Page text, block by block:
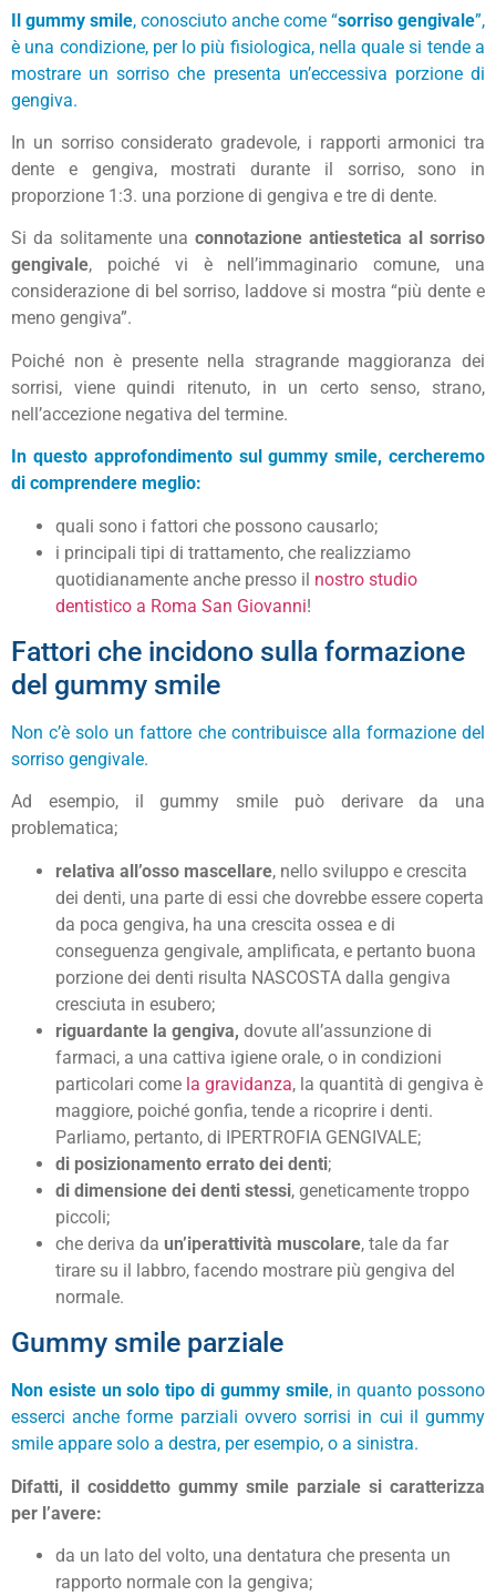
Il gummy smile, conosciuto anche come “sorriso gengivale”,
è una condizione, per lo più fisiologica, nella quale si tende a
mostrare un sorriso che presenta un’eccessiva porzione di
gengiva.
In un sorriso considerato gradevole, i rapporti armonici tra
dente e gengiva, mostrati durante il sorriso, sono in
proporzione 1:3. una porzione di gengiva e tre di dente.
Si da solitamente una connotazione antiestetica al sorriso
gengivale, poiché vi è nell’immaginario comune, una
considerazione di bel sorriso, laddove si mostra “più dente e
meno gengiva”.
Poiché non è presente nella stragrande maggioranza dei
sorrisi, viene quindi ritenuto, in un certo senso, strano,
nell’accezione negativa del termine.
In questo approfondimento sul gummy smile, cercheremo
di comprendere meglio:
quali sono i fattori che possono causarlo;
i principali tipi di trattamento, che realizziamo
quotidianamente anche presso il nostro studio
dentistico a Roma San Giovanni!
Fattori che incidono sulla formazione
del gummy smile
Non c’è solo un fattore che contribuisce alla formazione del
sorriso gengivale.
Ad esempio, il gummy smile può derivare da una
problematica;
relativa all’osso mascellare, nello sviluppo e crescita
dei denti, una parte di essi che dovrebbe essere coperta
da poca gengiva, ha una crescita ossea e di
conseguenza gengivale, amplificata, e pertanto buona
porzione dei denti risulta NASCOSTA dalla gengiva
cresciuta in esubero;
riguardante la gengiva, dovute all’assunzione di
farmaci, a una cattiva igiene orale, o in condizioni
particolari come la gravidanza, la quantità di gengiva è
maggiore, poiché gonfia, tende a ricoprire i denti.
Parliamo, pertanto, di IPERTROFIA GENGIVALE;
di posizionamento errato dei denti;
di dimensione dei denti stessi, geneticamente troppo
piccoli;
che deriva da un’iperattività muscolare, tale da far
tirare su il labbro, facendo mostrare più gengiva del
normale.
Gummy smile parziale
Non esiste un solo tipo di gummy smile, in quanto possono
esserci anche forme parziali ovvero sorrisi in cui il gummy
smile appare solo a destra, per esempio, o a sinistra.
Difatti, il cosiddetto gummy smile parziale si caratterizza
per l’avere:
da un lato del volto, una dentatura che presenta un
rapporto normale con la gengiva;